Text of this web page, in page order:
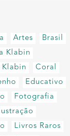
Artes
Brasil
Klabin
Klabin
Coral
Educativo
Fotografia
Ilustração
Livros Raros